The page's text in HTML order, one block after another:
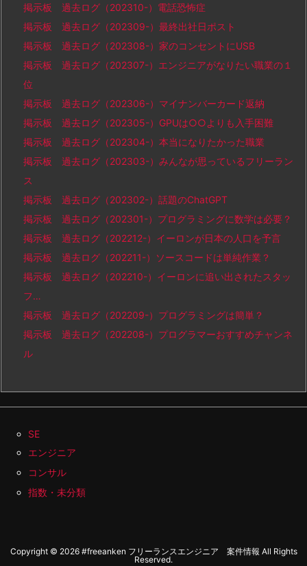
掲示板 過去ログ（202310-）電話恐怖症
掲示板 過去ログ（202309-）最終出社日ポスト
掲示板 過去ログ（202308-）家のコンセントにUSB
掲示板 過去ログ（202307-）エンジニアがなりたい職業の１
位
掲示板 過去ログ（202306-）マイナンバーカード返納
掲示板 過去ログ（202305-）GPUは○○よりも入手困難
掲示板 過去ログ（202304-）本当になりたかった職業
掲示板 過去ログ（202303-）みんなが思っているフリーラン
ス
掲示板 過去ログ（202302-）話題のChatGPT
掲示板 過去ログ（202301-）プログラミングに数学は必要？
掲示板 過去ログ（202212-）イーロンが日本の人口を予言
掲示板 過去ログ（202211-）ソースコードは単純作業？
掲示板 過去ログ（202210-）イーロンに追い出されたスタッ
フ…
掲示板 過去ログ（202209-）プログラミングは簡単？
掲示板 過去ログ（202208-）プログラマーおすすめチャンネ
ル
SE
エンジニア
コンサル
指数・未分類
Copyright © 2026 #freeanken フリーランスエンジニア 案件情報 All Rights
Reserved.